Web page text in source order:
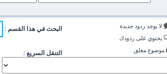
لا يوجد ردود جديدة
يحتوي على ردودك
موضوع مغلق
البحث في هذا القسم :
التنقل السريع :